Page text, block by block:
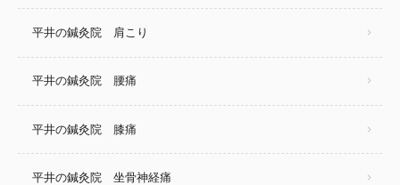
平井の鍼灸院 肩こり
平井の鍼灸院 腰痛
平井の鍼灸院 膝痛
平井の鍼灸院 坐骨神経痛